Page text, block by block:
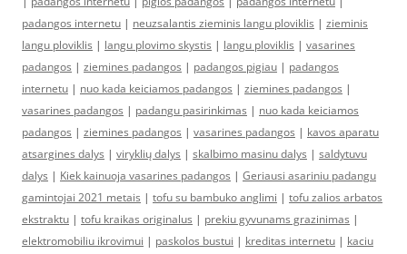
padangos internetu | neuzsalantis zieminis langu ploviklis | zieminis
langu ploviklis | langu plovimo skystis | langu ploviklis | vasarines
padangos | ziemines padangos | padangos pigiau | padangos
internetu | nuo kada keiciamos padangos | ziemines padangos |
vasarines padangos | padangu pasirinkimas | nuo kada keiciamos
padangos | ziemines padangos | vasarines padangos | kavos aparatu
atsargines dalys | viryklių dalys | skalbimo masinu dalys | saldytuvu
dalys | Kiek kainuoja vasarines padangos | Geriausi asariniu padangu
gamintojai 2021 metais | tofu su bambuko anglimi | tofu zalios arbatos
ekstraktu | tofu kraikas originalus | prekiu gyvunams grazinimas |
elektromobiliu ikrovimui | paskolos bustui | kreditas internetu | kaciu